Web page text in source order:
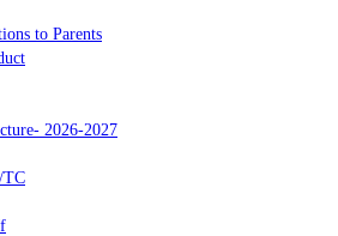
to Parents
2026-2027
TC